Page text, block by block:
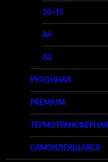
10×15
A4
A3
РУЛОННАЯ
PREMIUM
ТЕРМОТРАНСФЕРНАЯ
САМОКЛЕЯЩАЯСЯ